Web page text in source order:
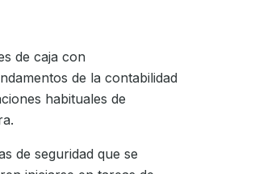
de caja con
de la contabilidad
habituales de
de seguridad que se